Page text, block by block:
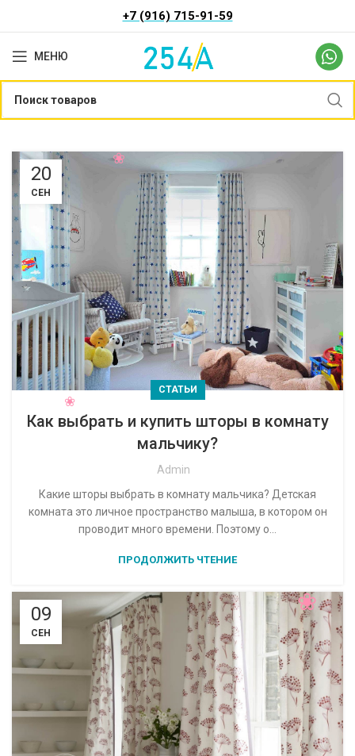
+7 (916) 715-91-59
МЕНЮ
20
СЕН
СТАТЬИ
Как выбрать и купить шторы в комнату
мальчику?
Admin
Какие шторы выбрать в комнату мальчика? Детская
комната это личное пространство малыша, в котором он
проводит много времени. Поэтому о...
ПРОДОЛЖИТЬ ЧТЕНИЕ
09
СЕН